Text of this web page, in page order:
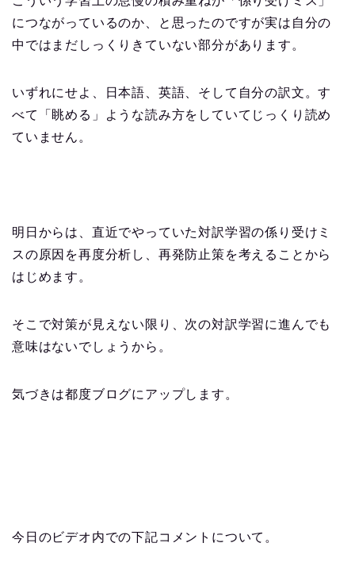
につながっているのか、と思ったのですが実は自分の
中ではまだしっくりきていない部分があります。
いずれにせよ、日本語、英語、そして自分の訳文。す
べて「眺める」ような読み方をしていてじっくり読め
ていません。
明日からは、直近でやっていた対訳学習の係り受けミ
スの原因を再度分析し、再発防止策を考えることから
はじめます。
そこで対策が見えない限り、次の対訳学習に進んでも
意味はないでしょうから。
気づきは都度ブログにアップします。
今日のビデオ内での下記コメントについて。